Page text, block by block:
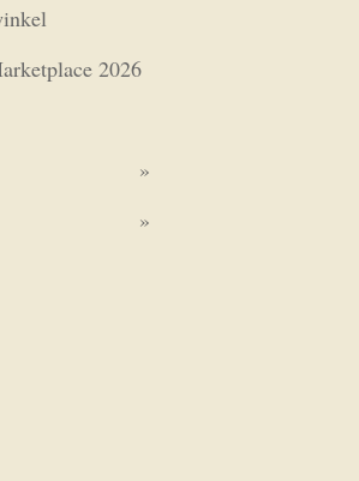
2026